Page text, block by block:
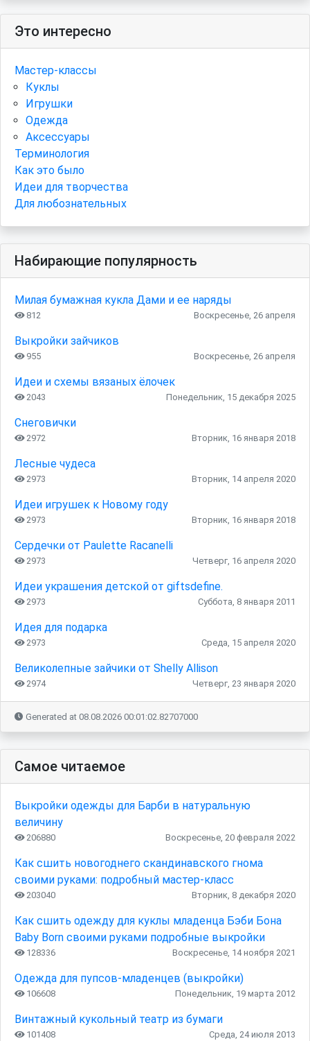
Это интересно
Мастер-классы
Куклы
Игрушки
Одежда
Аксессуары
Терминология
Как это было
Идеи для творчества
Для любознательных
Набирающие популярность
Милая бумажная кукла Дами и ее наряды
812 Воскресенье, 26 апреля
Выкройки зайчиков
955 Воскресенье, 26 апреля
Идеи и схемы вязаных ёлочек
2043 Понедельник, 15 декабря 2025
Снеговички
2972 Вторник, 16 января 2018
Лесные чудеса
2973 Вторник, 14 апреля 2020
Идеи игрушек к Новому году
2973 Вторник, 16 января 2018
Сердечки от Paulette Racanelli
2973 Четверг, 16 апреля 2020
Идеи украшения детской от giftsdefine.
2973 Суббота, 8 января 2011
Идея для подарка
2973 Среда, 15 апреля 2020
Великолепные зайчики от Shelly Allison
2974 Четверг, 23 января 2020
Generated at 08.08.2026 00:01:02.82707000
Самое читаемое
Выкройки одежды для Барби в натуральную
величину
206880 Воскресенье, 20 февраля 2022
Как сшить новогоднего скандинавского гнома
своими руками: подробный мастер-класс
203040 Вторник, 8 декабря 2020
Как сшить одежду для куклы младенца Бэби Бона
Baby Born своими руками подробные выкройки
128336 Воскресенье, 14 ноября 2021
Одежда для пупсов-младенцев (выкройки)
106608 Понедельник, 19 марта 2012
Винтажный кукольный театр из бумаги
101408 Среда, 24 июля 2013